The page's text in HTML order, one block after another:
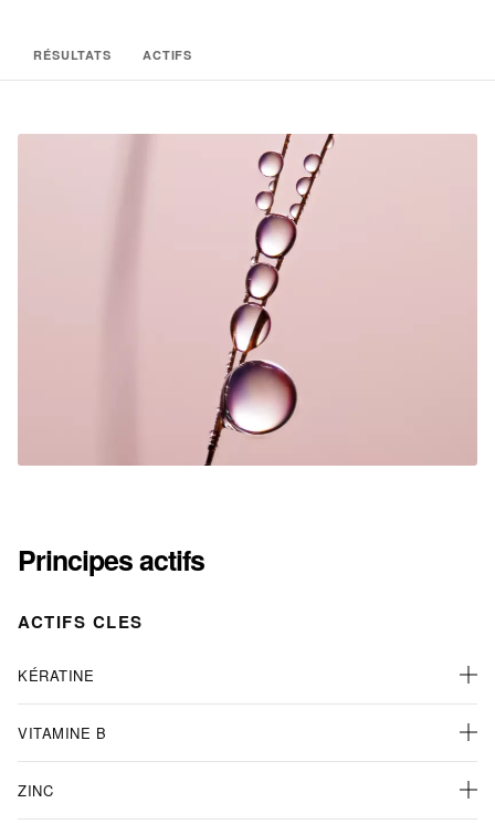
RÉSULTATS ACTIFS
Principes actifs
ACTIFS CLES
KÉRATINE
VITAMINE B
ZINC